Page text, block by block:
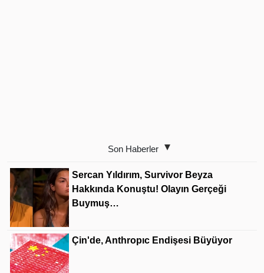
Son Haberler
Sercan Yıldırım, Survivor Beyza
Hakkında Konuştu! Olayın Gerçeği
Buymuş…
Çin'de, Anthropıc Endişesi Büyüyor